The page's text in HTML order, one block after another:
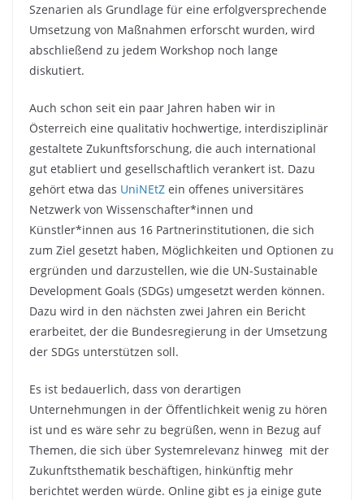
Szenarien als Grundlage für eine erfolgversprechende
Umsetzung von Maßnahmen erforscht wurden, wird
abschließend zu jedem Workshop noch lange
diskutiert.
Auch schon seit ein paar Jahren haben wir in
Österreich eine qualitativ hochwertige, interdisziplinär
gestaltete Zukunftsforschung, die auch international
gut etabliert und gesellschaftlich verankert ist. Dazu
gehört etwa das UniNEtZ ein offenes universitäres
Netzwerk von Wissenschafter*innen und
Künstler*innen aus 16 Partnerinstitutionen, die sich
zum Ziel gesetzt haben, Möglichkeiten und Optionen zu
ergründen und darzustellen, wie die UN-Sustainable
Development Goals (SDGs) umgesetzt werden können.
Dazu wird in den nächsten zwei Jahren ein Bericht
erarbeitet, der die Bundesregierung in der Umsetzung
der SDGs unterstützen soll.
Es ist bedauerlich, dass von derartigen
Unternehmungen in der Öffentlichkeit wenig zu hören
ist und es wäre sehr zu begrüßen, wenn in Bezug auf
Themen, die sich über Systemrelevanz hinweg mit der
Zukunftsthematik beschäftigen, hinkünftig mehr
berichtet werden würde. Online gibt es ja einige gute